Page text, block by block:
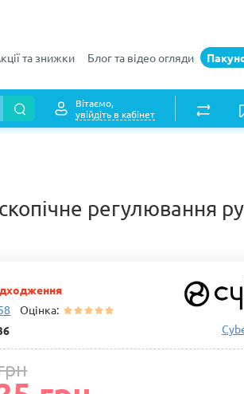
та знижки Блог та відео огляди
Вітаємо,
увійдіть в кабінет
регулювання
Оцінка: